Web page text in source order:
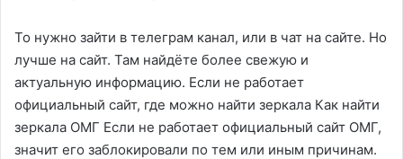
То нужно зайти в телеграм канал, или в чат на сайте. Но
лучше на сайт. Там найдёте более свежую и
актуальную информацию. Если не работает
официальный сайт, где можно найти зеркала Как найти
зеркала ОМГ Если не работает официальный сайт ОМГ,
значит его заблокировали по тем или иным причинам.